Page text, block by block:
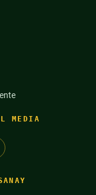
MEDIA